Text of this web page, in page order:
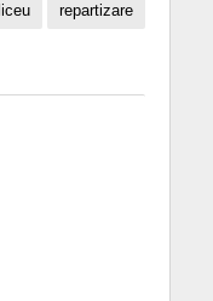
liceu repartizare